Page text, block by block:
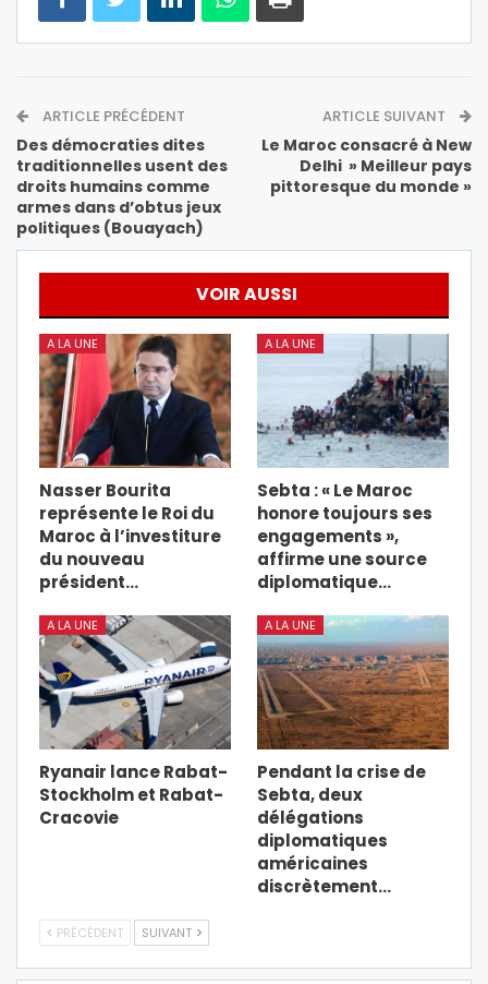
ARTICLE PRÉCÉDENT
Des démocraties dites
traditionnelles usent des
droits humains comme
armes dans d’obtus jeux
politiques (Bouayach)
ARTICLE SUIVANT
Le Maroc consacré à New
Delhi » Meilleur pays
pittoresque du monde »
VOIR AUSSI
A LA UNE
Nasser Bourita
représente le Roi du
Maroc à l’investiture
du nouveau
président…
A LA UNE
Sebta : « Le Maroc
honore toujours ses
engagements »,
affirme une source
diplomatique…
A LA UNE
Ryanair lance Rabat-
Stockholm et Rabat-
Cracovie
A LA UNE
Pendant la crise de
Sebta, deux
délégations
diplomatiques
américaines
discrètement…
PRÉCÉDENT SUIVANT